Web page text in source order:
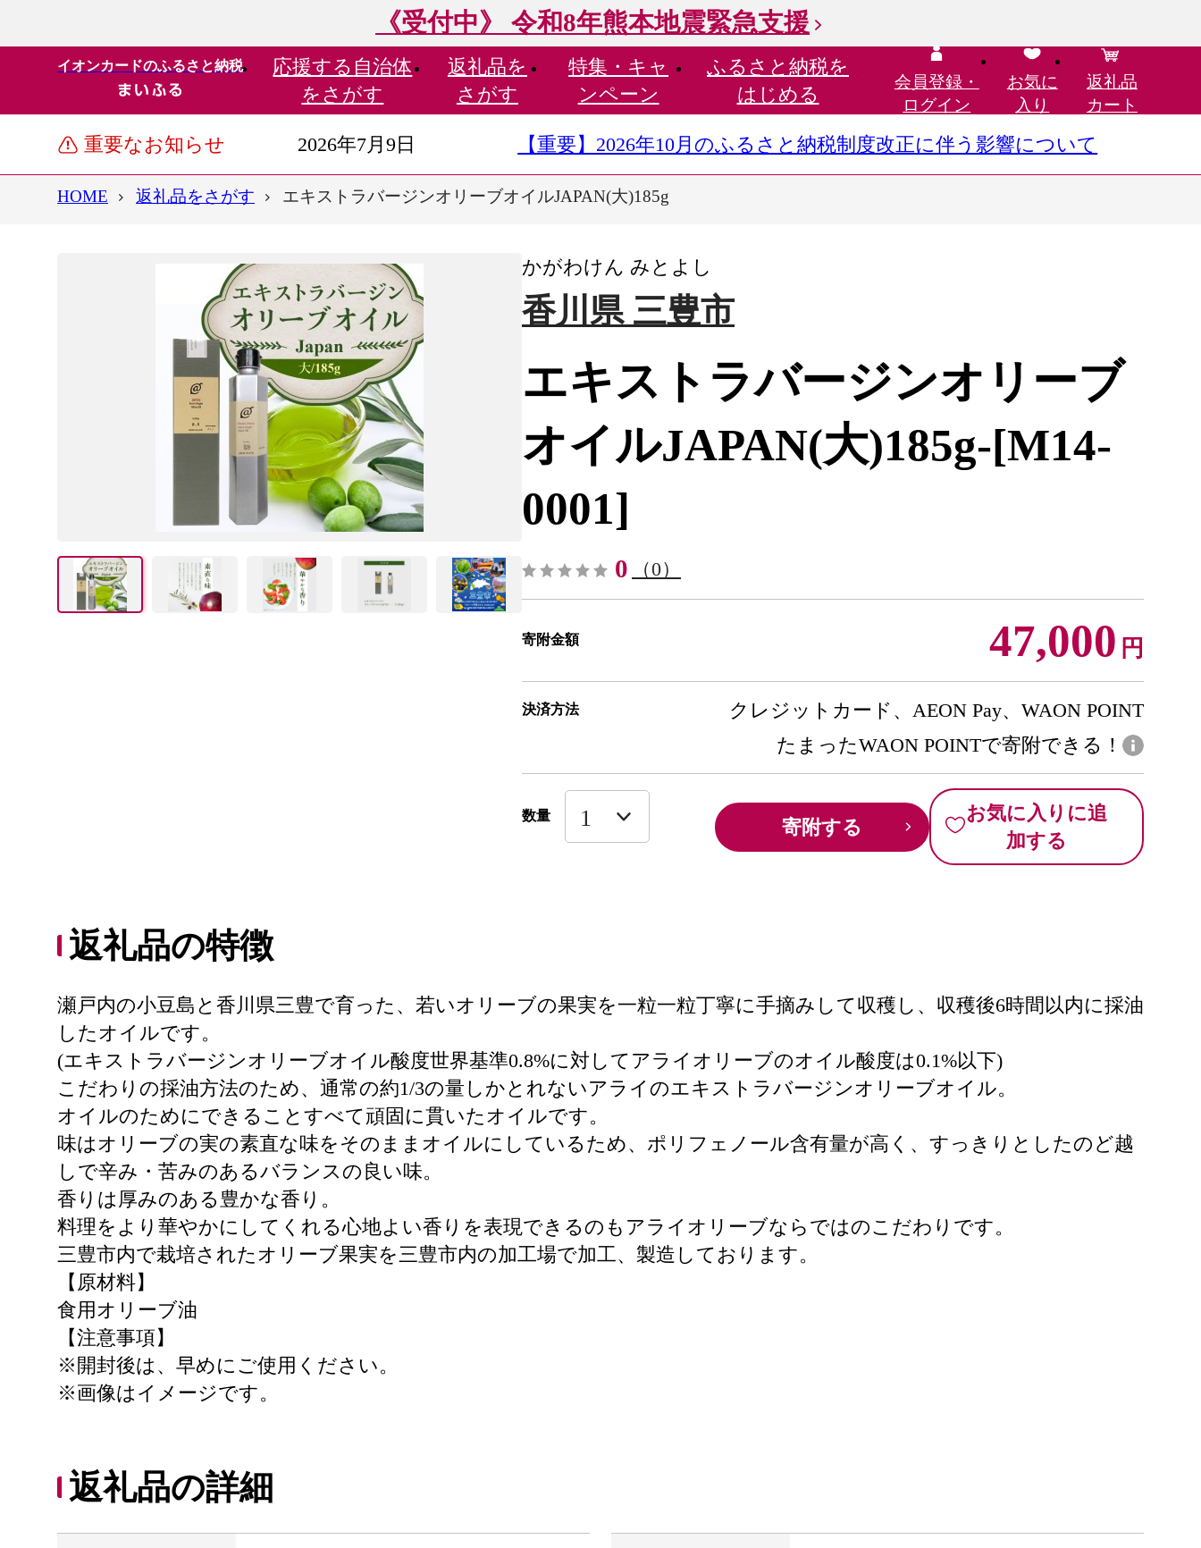
《受付中》 令和8年熊本地震緊急支援
イオンカードのふるさと納税 応援する 自治体
をさがす
返礼品を
さがす
特集・ キャ
ンペーン
ふるさと納税を
はじめる
会員登録・
ログイン
お気に
入り
返礼品
カート
重要なお知らせ 2026年7月9日 【重要】2026年10月のふるさと納税制度改正に伴う影響について
HOME 返礼品をさがす エキストラバージンオリーブオイルJAPAN(大)185g
かがわけん みとよし
香川県 三豊市
エキストラバージンオリーブ
オイルJAPAN(大)185g-[M14-
0001]
0 （0）
寄附金額 47,000 円
決済方法
クレジットカード、AEON Pay、WAON POINT
たまったWAON POINTで寄附できる！
数量 寄附する
お気に入りに追
加する
返礼品の特徴
瀬戸内の小豆島と香川県三豊で育った、若いオリーブの果実を一粒一粒丁寧に手摘みして収穫し、収穫後6時間以内に採油
したオイルです。
(エキストラバージンオリーブオイル酸度世界基準0.8%に対してアライオリーブのオイル酸度は0.1%以下)
こだわりの採油方法のため、通常の約1/3の量しかとれないアライのエキストラバージンオリーブオイル。
オイルのためにできることすべて頑固に貫いたオイルです。
味はオリーブの実の素直な味をそのままオイルにしているため、ポリフェノール含有量が高く、すっきりとしたのど越
しで辛み・苦みのあるバランスの良い味。
香りは厚みのある豊かな香り。
料理をより華やかにしてくれる心地よい香りを表現できるのもアライオリーブならではのこだわりです。
三豊市内で栽培されたオリーブ果実を三豊市内の加工場で加工、製造しております。
【原材料】
食用オリーブ油
【注意事項】
※開封後は、早めにご使用ください。
※画像はイメージです。
返礼品の詳細